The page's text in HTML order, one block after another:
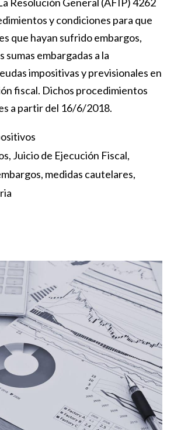
y condiciones para que
que hayan sufrido embargos,
sumas embargadas a la
impositivas y previsionales en
fiscal. Dichos procedimientos
a partir del 16/6/2018.
, Juicio de Ejecución Fiscal,
, medidas cautelares,